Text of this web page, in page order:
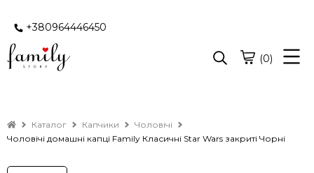
+380964446450
(0)
Каталог Капчики
Чоловічі
Чоловічі домашні капці Family Класичні Star Wars закриті Чорні